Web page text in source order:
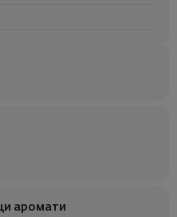
аромати